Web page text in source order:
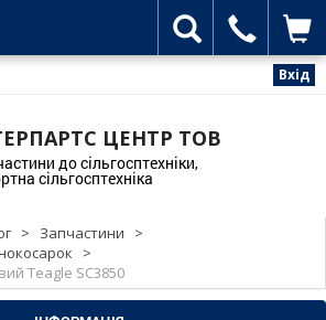
Вхід
ЦЕНТР ТОВ
до сільгосптехніки,
сільгосптехніка
> Запчастини
>
>
Teagle SC3850